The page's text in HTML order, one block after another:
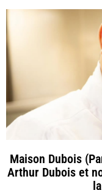
Maison Dubois
Arthur Dubois et